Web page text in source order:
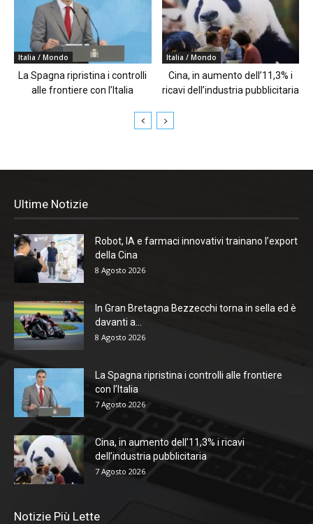
Italia / Mondo
La Spagna ripristina i controlli
alle frontiere con l’Italia
Italia / Mondo
Cina, in aumento dell’11,3% i
ricavi dell’industria pubblicitaria
Ultime Notizie
Robot, IA e farmaci innovativi trainano l’export
della Cina
8 Agosto 2026
In Gran Bretagna Bezzecchi torna in sella ed è
davanti a...
8 Agosto 2026
La Spagna ripristina i controlli alle frontiere
con l’Italia
7 Agosto 2026
Cina, in aumento dell’11,3% i ricavi
dell’industria pubblicitaria
7 Agosto 2026
Notizie Più Lette